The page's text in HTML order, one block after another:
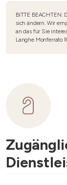
BITTE BEACHTEN:
sich ändern. Wir
an das für Sie
Langhe Monferrato